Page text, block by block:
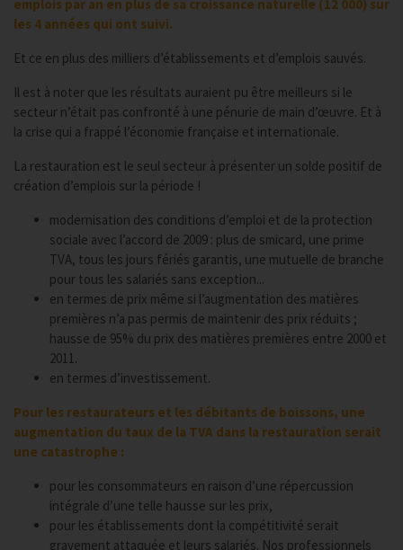
emplois par an en plus de sa croissance naturelle (12 000) sur
les 4 années qui ont suivi.
Et ce en plus des milliers d’établissements et d’emplois sauvés.
Il est à noter que les résultats auraient pu être meilleurs si le
secteur n’était pas confronté à une pénurie de main d’œuvre. Et à
la crise qui a frappé l’économie française et internationale.
La restauration est le seul secteur à présenter un solde positif de
création d’emplois sur la période !
modernisation des conditions d’emploi et de la protection
sociale avec l’accord de 2009 : plus de smicard, une prime
TVA, tous les jours fériés garantis, une mutuelle de branche
pour tous les salariés sans exception...
en termes de prix même si l’augmentation des matières
premières n’a pas permis de maintenir des prix réduits ;
hausse de 95% du prix des matières premières entre 2000 et
2011.
en termes d’investissement.
Pour les restaurateurs et les débitants de boissons, une
augmentation du taux de la TVA dans la restauration serait
une catastrophe :
pour les consommateurs en raison d’une répercussion
intégrale d’une telle hausse sur les prix,
pour les établissements dont la compétitivité serait
gravement attaquée et leurs salariés. Nos professionnels